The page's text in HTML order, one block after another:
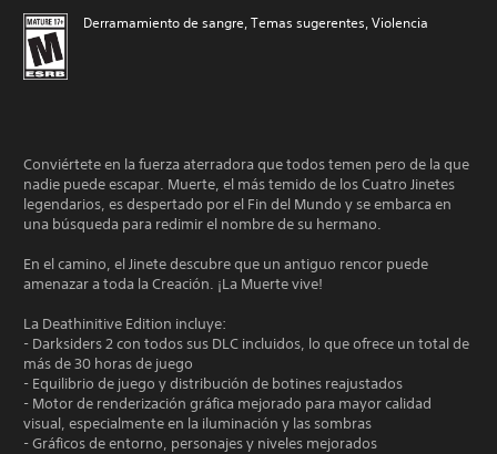
Derramamiento de sangre, Temas sugerentes, Violencia
Conviértete en la fuerza aterradora que todos temen pero de la que
nadie puede escapar. Muerte, el más temido de los Cuatro Jinetes
legendarios, es despertado por el Fin del Mundo y se embarca en
una búsqueda para redimir el nombre de su hermano.
En el camino, el Jinete descubre que un antiguo rencor puede
amenazar a toda la Creación. ¡La Muerte vive!
La Deathinitive Edition incluye:
- Darksiders 2 con todos sus DLC incluidos, lo que ofrece un total de
más de 30 horas de juego
- Equilibrio de juego y distribución de botines reajustados
- Motor de renderización gráfica mejorado para mayor calidad
visual, especialmente en la iluminación y las sombras
- Gráficos de entorno, personajes y niveles mejorados